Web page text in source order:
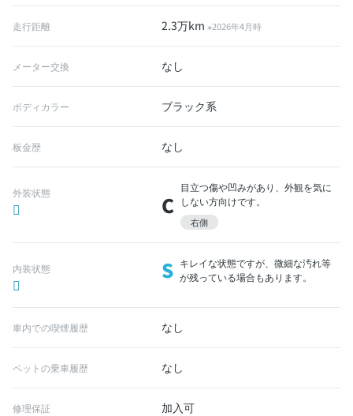
走行距離 2.3万km※2026年4月時
メーター交換 なし
ボディカラー ブラック系
板金歴 なし
外装状態 C
目立つ傷や凹みがあり、外観を気に
しない方向けです。
右側
内装状態 S キレイな状態ですが、微細な汚れ等
が残っている場合もあります。
車内での喫煙履歴 なし
ペットの乗車履歴 なし
修理保証 加入可